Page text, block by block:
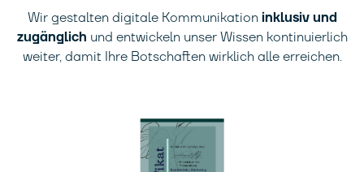
Wir gestalten digitale Kommunikation inklusiv und
zugänglich und entwickeln unser Wissen kontinuierlich
weiter, damit Ihre Botschaften wirklich alle erreichen.